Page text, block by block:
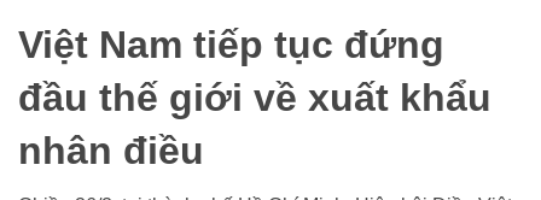
Việt Nam tiếp tục đứng
đầu thế giới về xuất khẩu
nhân điều